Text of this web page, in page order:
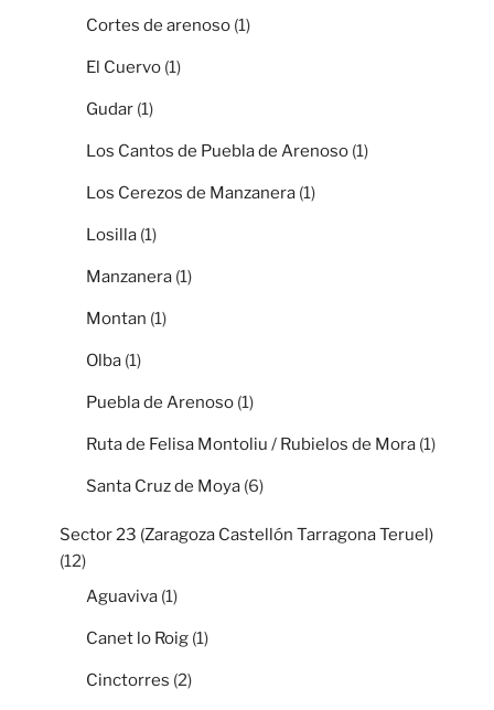
Cortes de arenoso (1)
El Cuervo (1)
Gudar (1)
Los Cantos de Puebla de Arenoso (1)
Los Cerezos de Manzanera (1)
Losilla (1)
Manzanera (1)
Montan (1)
Olba (1)
Puebla de Arenoso (1)
Ruta de Felisa Montoliu / Rubielos de Mora (1)
Santa Cruz de Moya (6)
Sector 23 (Zaragoza Castellón Tarragona Teruel)
(12)
Aguaviva (1)
Canet lo Roig (1)
Cinctorres (2)